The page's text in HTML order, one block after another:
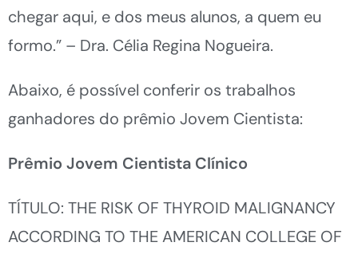
chegar aqui, e dos meus alunos, a quem eu
formo.” – Dra. Célia Regina Nogueira.
Abaixo, é possível conferir os trabalhos
ganhadores do prêmio Jovem Cientista:
Prêmio Jovem Cientista Clínico
TÍTULO: THE RISK OF THYROID MALIGNANCY
ACCORDING TO THE AMERICAN COLLEGE OF